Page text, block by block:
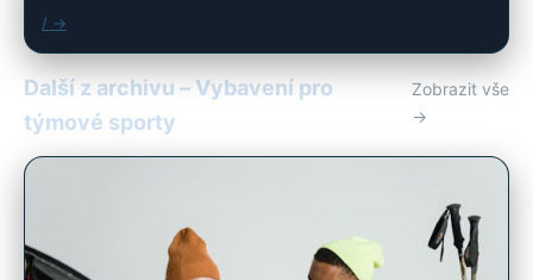
/ →
Další z archivu – Vybavení pro
týmové sporty
Zobrazit vše
→